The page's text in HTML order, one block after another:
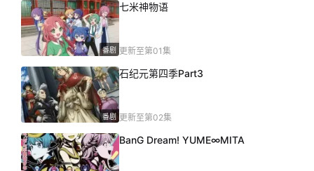
番剧
七米神物语
更新至第01集
番剧
石纪元第四季Part3
更新至第02集
BanG Dream! YUME∞MITA